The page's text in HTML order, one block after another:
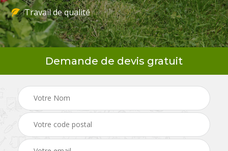
Travail de qualité
Demande de devis gratuit